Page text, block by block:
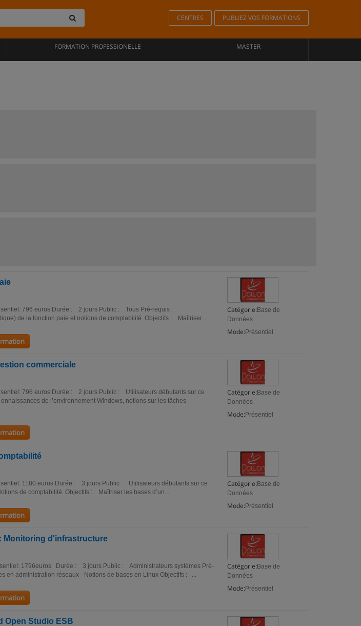
CENTRES PUBLIEZ VOS FORMATIONS
FORMATION PROFESSIONELLE MASTER
Catégorie: Base de
Données
Mode: Présentiel
796 euros Durée : 2 jours Public : Tous Pré-requis :
de la fonction paie et notions de comptabilité. Objectifs : Maîtriser...
commerciale
Catégorie: Base de
Données
Mode: Présentiel
796 euros Durée : 2 jours Public : Utilisateurs débutants sur ce
de l’environnement Windows, notions sur les tâches
Catégorie: Base de
Données
Mode: Présentiel
1180 euros Durée : 3 jours Public : Utilisateurs débutants sur ce
de comptabilité. Objectifs : Maîtriser les bases d’un...
Monitoring d'infrastructure
Catégorie: Base de
Données
Mode: Présentiel
1796euros Durée : 3 jours Public : Administrateurs systèmes Pré-
en administration réseaux - Notions de bases en Linux Objectifs : ...
Open Studio ESB